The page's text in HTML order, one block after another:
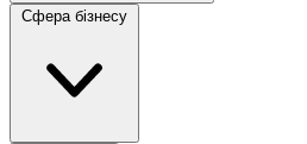
Сфера бізнесу